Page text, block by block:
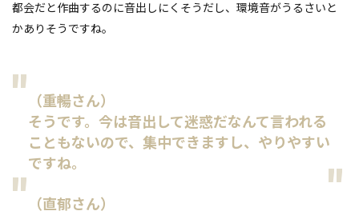
都会だと作曲するのに音出しにくそうだし、環境音がうるさいと
かありそうですね。
（重暢さん）
そうです。今は音出して迷惑だなんて言われる
こともないので、集中できますし、やりやすい
ですね。
（直郁さん）